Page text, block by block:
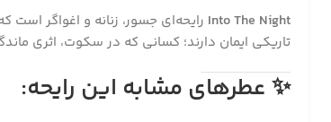
Into The Night رایحه‌ای جسور، زنانه و اغواگر
تاریکی ایمان دارند؛ کسانی که در سکوت، اثری
✨ عطرهای مشابه این رایحه: